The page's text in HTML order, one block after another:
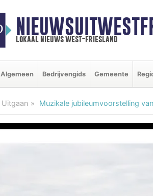
lokaal nieuws west-friesland
Algemeen Bedrijvengids Gemeente
Uitgaan Muzikale jubileumvoorstelling